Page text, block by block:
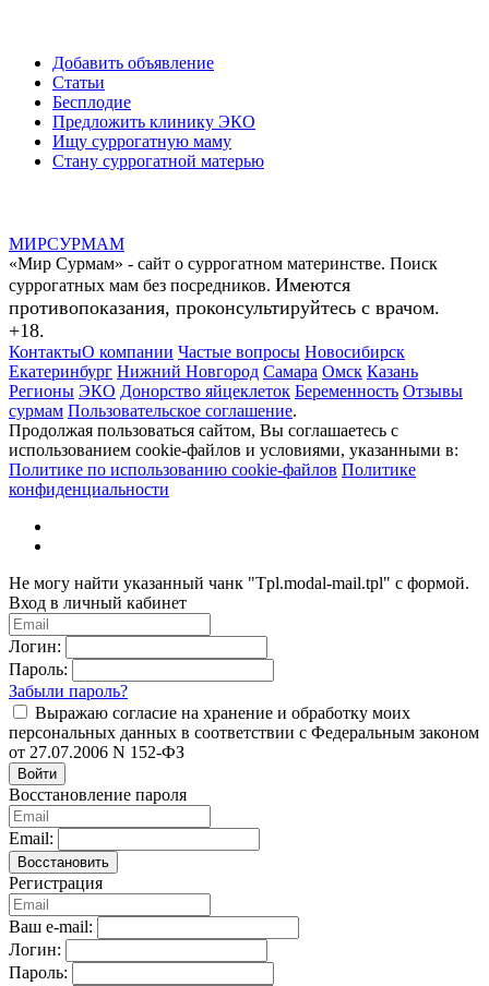
Добавить объявление
Статьи
Бесплодие
Предложить клинику ЭКО
Ищу суррогатную маму
Стану суррогатной матерью
МИРСУРМАМ
«Мир Сурмам» - сайт о суррогатном материнстве. Поиск
суррогатных мам без посредников. Имеются
противопоказания, проконсультируйтесь с врачом.
+18.
КонтактыО компании Частые вопросы Новосибирск
Екатеринбург Нижний Новгород Самара Омск Казань
Регионы ЭКО Донорство яйцеклеток Беременность Отзывы
сурмам Пользовательское соглашение.
Продолжая пользоваться сайтом, Вы соглашаетесь с
использованием cookie-файлов и условиями, указанными в:
Политике по использованию cookie-файлов Политике
конфиденциальности
Не могу найти указанный чанк "Tpl.modal-mail.tpl" с формой.
Вход в личный кабинет
Логин:
Пароль:
Забыли пароль?
Выражаю согласие на хранение и обработку моих
персональных данных в соответствии с Федеральным законом
от 27.07.2006 N 152-ФЗ
Войти
Восстановление пароля
Email:
Восстановить
Регистрация
Ваш e-mail:
Логин:
Пароль: